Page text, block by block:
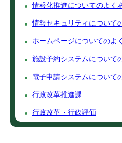
情報化推進についてのよく
情報セキュリティについて
ホームページについてのよ
施設予約システムについて
電子申請システムについて
行政改革推進課
行政改革・行政評価